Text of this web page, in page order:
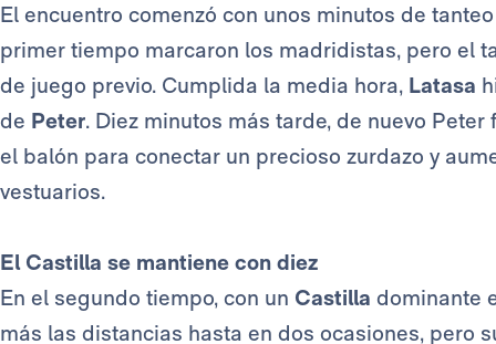
El encuentro comenzó con unos minutos de
primer tiempo marcaron los madridistas, pero el
de juego previo. Cumplida la media hora, Latasa
de Peter. Diez minutos más tarde, de nuevo Peter
el balón para conectar un precioso zurdazo y
vestuarios.
El Castilla se mantiene con diez
En el segundo tiempo, con un Castilla dominante
más las distancias hasta en dos ocasiones, pero